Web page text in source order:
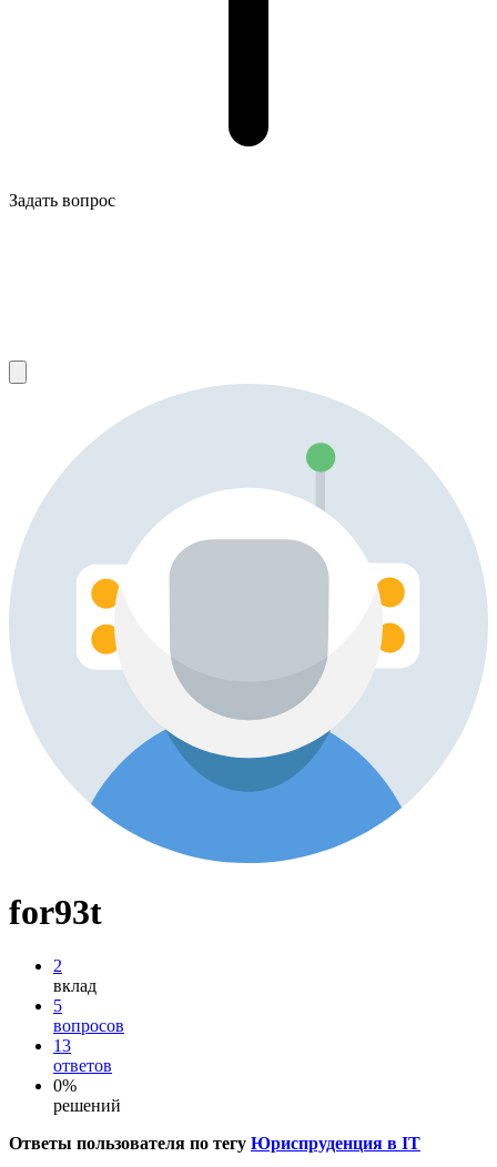
Задать вопрос
for93t
2
вклад
5
вопросов
13
ответов
0%
решений
Ответы пользователя по тегу Юриспруденция в IT